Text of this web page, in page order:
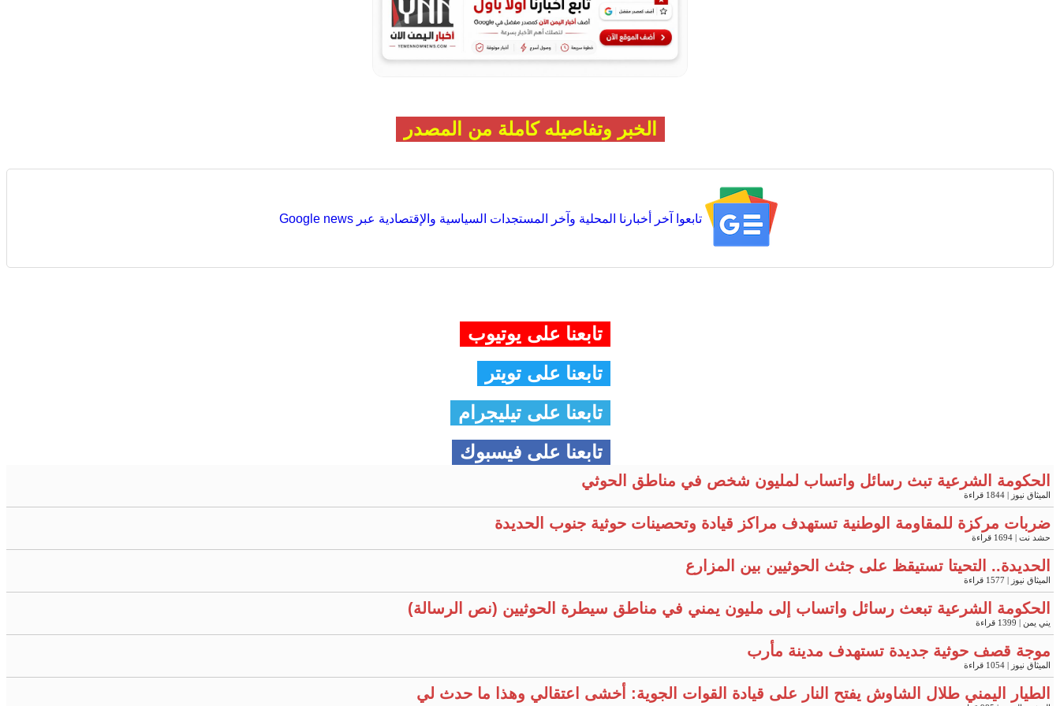
الخبر وتفاصيله كاملة من المصدر
تابعوا آخر أخبارنا المحلية وآخر المستجدات السياسية والإقتصادية عبر Google news
تابعنا على يوتيوب
تابعنا على تويتر
تابعنا على تيليجرام
تابعنا على فيسبوك
الحكومة الشرعية تبث رسائل واتساب لمليون شخص في مناطق الحوثي
الميثاق نيوز | 1844 قراءة
ضربات مركزة للمقاومة الوطنية تستهدف مراكز قيادة وتحصينات حوثية جنوب الحديدة
حشد نت | 1694 قراءة
الحديدة.. التحيتا تستيقظ على جثث الحوثيين بين المزارع
الميثاق نيوز | 1577 قراءة
الحكومة الشرعية تبعث رسائل واتساب إلى مليون يمني في مناطق سيطرة الحوثيين (نص الرسالة)
يني يمن | 1399 قراءة
موجة قصف حوثية جديدة تستهدف مدينة مأرب
الميثاق نيوز | 1054 قراءة
الطيار اليمني طلال الشاوش يفتح النار على قيادة القوات الجوية: أخشى اعتقالي وهذا ما حدث لي